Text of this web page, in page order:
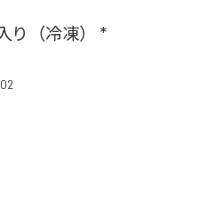
り（冷凍） *